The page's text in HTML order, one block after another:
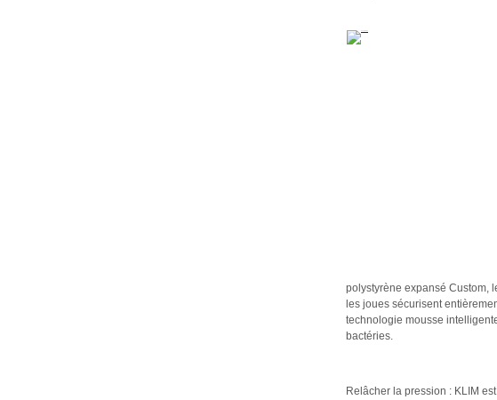
polystyrène expansé Custom,
les joues sécurisent
technologie mousse
bactéries.
Relâcher la pression : KLIM